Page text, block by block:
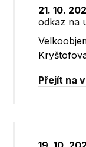
21. 10.
odkaz na
Přejít na